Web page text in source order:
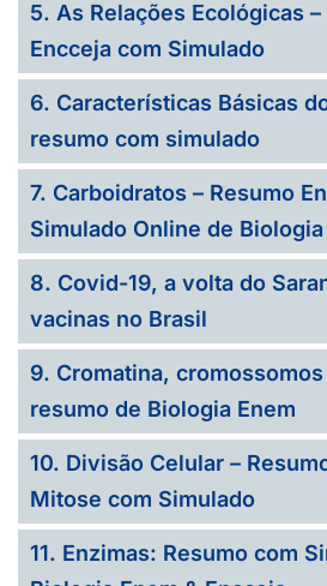
5. As Relações Ecológicas
Encceja com Simulado
6. Características Básicas
resumo com simulado
7. Carboidratos – Resumo
Simulado Online de Biologia
8. Covid-19, a volta do
vacinas no Brasil
9. Cromatina,
resumo de Biologia Enem
10. Divisão Celular –
Mitose com Simulado
11. Enzimas: Resumo com